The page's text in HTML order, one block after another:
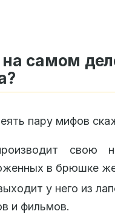
самом
пару мифов
свою
в брюшке
у него из
и фильмов.